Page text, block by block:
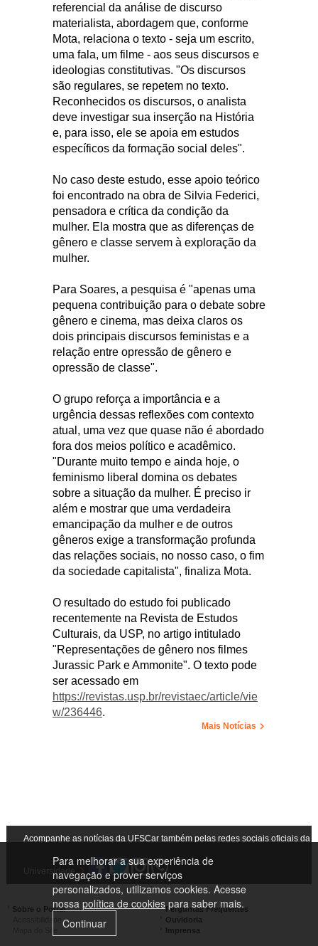
Para melhorar a sua experiência de
navegação e prover serviços
personalizados, utilizamos cookies. Acesse
nossa política de cookiespara saber mais.
Continuar
referencial da análise de discurso
materialista, abordagem que, conforme
Mota, relaciona o texto - seja um escrito,
uma fala, um filme - aos seus discursos e
ideologias constitutivas. "Os discursos
são regulares, se repetem no texto.
Reconhecidos os discursos, o analista
deve investigar sua inserção na História
e, para isso, ele se apoia em estudos
específicos da formação social deles".
No caso deste estudo, esse apoio teórico
foi encontrado na obra de Silvia Federici,
pensadora e crítica da condição da
mulher. Ela mostra que as diferenças de
gênero e classe servem à exploração da
mulher.
Para Soares, a pesquisa é "apenas uma
pequena contribuição para o debate sobre
gênero e cinema, mas deixa claros os
dois principais discursos feministas e a
relação entre opressão de gênero e
opressão de classe".
O grupo reforça a importância e a
urgência dessas reflexões com contexto
atual, uma vez que quase não é abordado
fora dos meios político e acadêmico.
"Durante muito tempo e ainda hoje, o
feminismo liberal domina os debates
sobre a situação da mulher. É preciso ir
além e mostrar que uma verdadeira
emancipação da mulher e de outros
gêneros exige a transformação profunda
das relações sociais, no nosso caso, o fim
da sociedade capitalista", finaliza Mota.
O resultado do estudo foi publicado
recentemente na Revista de Estudos
Culturais, da USP, no artigo intitulado
"Representações de gênero nos filmes
Jurassic Park e Ammonite". O texto pode
ser acessado em
https://revistas.usp.br/revistaec/article/vie
w/236446.
Mais Notícias
Acompanhe as notícias da UFSCar também pelas redes sociais oficiais da
Universidade
Sobre o Portal
Perguntas Frequentes
Ouvidoria
Imprensa